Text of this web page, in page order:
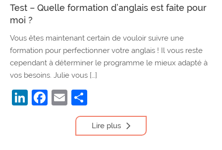
Test – Quelle formation d’anglais est faite pour
moi ?
Vous êtes maintenant certain de vouloir suivre une
formation pour perfectionner votre anglais ! Il vous reste
cependant à déterminer le programme le mieux adapté à
vos besoins. Julie vous […]
LinkedIn
Facebook
Email
Lire plus